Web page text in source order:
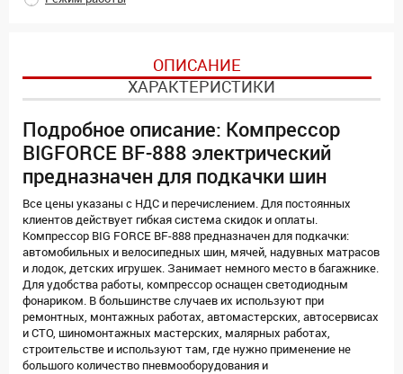
ОПИСАНИЕ
ХАРАКТЕРИСТИКИ
Подробное описание: Компрессор
BIGFORCE BF-888 электрический
предназначен для подкачки шин
Все цены указаны с НДС и перечислением. Для постоянных
клиентов действует гибкая система скидок и оплаты.
Компрессор BIG FORCE BF-888 предназначен для подкачки:
автомобильных и велосипедных шин, мячей, надувных матрасов
и лодок, детских игрушек. Занимает немного место в багажнике.
Для удобства работы, компрессор оснащен светодиодным
фонариком. В большинстве случаев их используют при
ремонтных, монтажных работах, автомастерских, автосервисах
и СТО, шиномонтажных мастерских, малярных работах,
строительстве и используют там, где нужно применение не
большого количество пневмооборудования и